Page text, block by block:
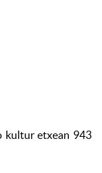
kultur etxean 943